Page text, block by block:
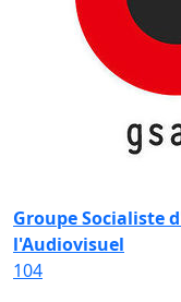
Groupe Socialiste
l'Audiovisuel
104